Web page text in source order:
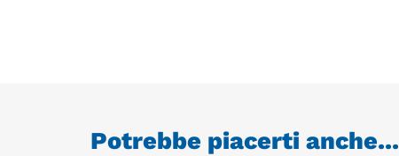
Potrebbe piacerti anche...